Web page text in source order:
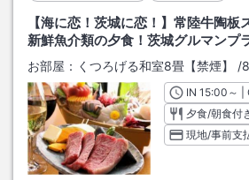
【海に恋！茨城に恋！】常陸牛陶板
新鮮魚介類の夕食！茨城グルマンプ
お部屋： くつろげる和室8畳【禁煙】 /
INチェック
15:00 ～ |
夕食/朝食付
現地/事前支